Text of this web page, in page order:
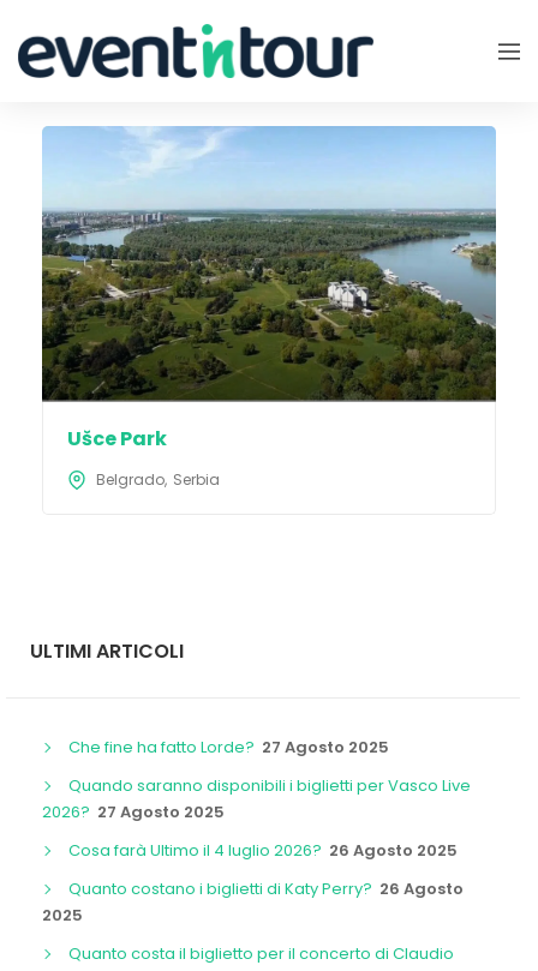
Ušce Park
Belgrado Serbia
ULTIMI ARTICOLI
Che fine ha fatto Lorde? 27 Agosto 2025
Quando saranno disponibili i biglietti per Vasco Live
2026? 27 Agosto 2025
Cosa farà Ultimo il 4 luglio 2026? 26 Agosto 2025
Quanto costano i biglietti di Katy Perry? 26 Agosto
2025
Quanto costa il biglietto per il concerto di Claudio